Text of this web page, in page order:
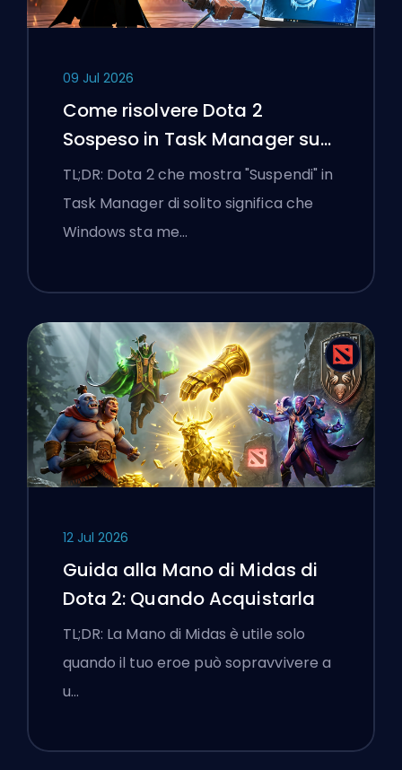
09 Jul 2026
Come risolvere Dota 2
Sospeso in Task Manager su
un laptop Windows
TL;DR: Dota 2 che mostra "Suspendi" in
Task Manager di solito significa che
Windows sta me…
12 Jul 2026
Guida alla Mano di Midas di
Dota 2: Quando Acquistarla
TL;DR: La Mano di Midas è utile solo
quando il tuo eroe può sopravvivere a
u…